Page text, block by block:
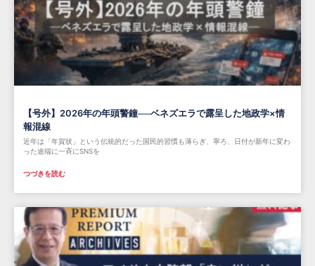
【号外】2026年の年頭警鐘──ベネズエラで露呈した地政学×情
報混線
近年は「年賀状」という伝統的だった国民的習慣も薄らぎ、寧ろ、日付が新年に変わ
った途端に一斉にSNSを
つづきを読む